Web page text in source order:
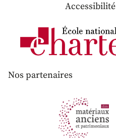
Accessibilité
Nos partenaires